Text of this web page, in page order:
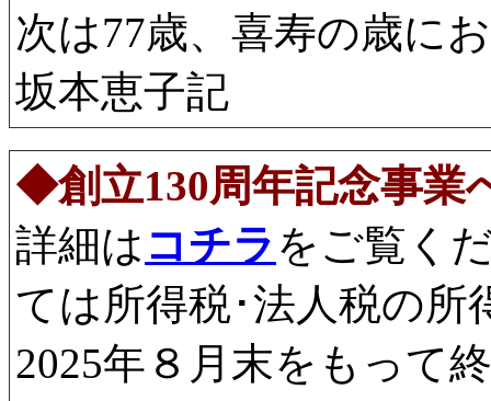
次は77歳、喜寿の歳に
坂本恵子記
◆創立130周年記念事
詳細は コチラ をご覧く
ては所得税･法人税の所
2025年８月末をもって